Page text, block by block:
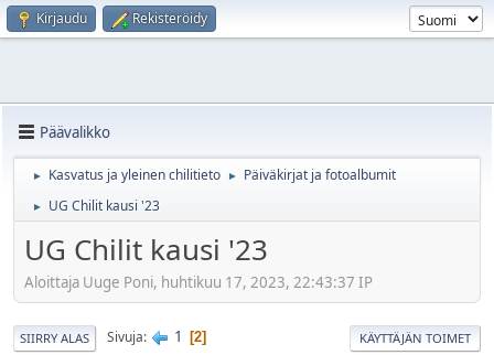
Kirjaudu Rekisteröidy
Päävalikko
► Kasvatus ja yleinen chilitieto ► Päiväkirjat ja fotoalbumit
► UG Chilit kausi '23
UG Chilit kausi '23
Aloittaja Uuge Poni, huhtikuu 17, 2023, 22:43:37 IP
SIIRRY ALAS Sivuja 1 2 KÄYTTÄJÄN TOIMET